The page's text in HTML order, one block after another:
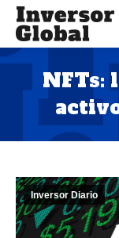
NFTs:
Inversor Diario